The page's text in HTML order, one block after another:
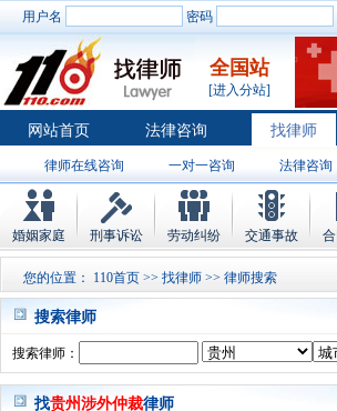
用户名 密码
全国站
[进入分站]
网站首页 法律咨询 找律师
律师在线咨询 一对一咨询 法律咨询
婚姻家庭 刑事诉讼 劳动纠纷 交通事故
您的位置： 110首页 >> 找律师 >> 律师搜索
搜索律师
搜索律师：
找贵州涉外仲裁律师